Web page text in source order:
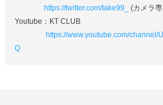
https://twitter.com/take99_
(カメラ
Youtube：KT CLUB
https://www.youtube.com/channel/
Q